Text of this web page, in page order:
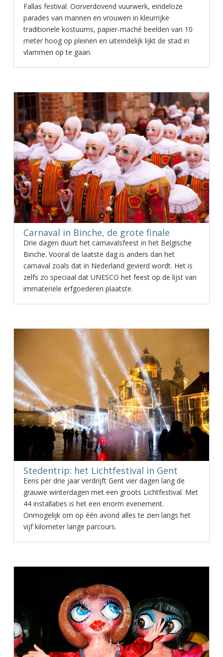
Fallas festival. Oorverdovend vuurwerk, eindeloze
parades van mannen en vrouwen in kleurrijke
traditionele kostuums, papier-maché beelden van 10
meter hoog op pleinen en uiteindelijk lijkt de stad in
vlammen op te gaan.
Carnaval in Binche, de grote finale
Drie dagen duurt het carnavalsfeest in het Belgische
Binche. Vooral de laatste dag is anders dan het
carnaval zoals dat in Nederland gevierd wordt. Het is
zelfs zo speciaal dat UNESCO het feest op de lijst van
immateriële erfgoederen plaatste.
Stedentrip: het Lichtfestival in Gent
Eens per drie jaar verdrijft Gent vier dagen lang de
grauwe winterdagen met een groots Lichtfestival. Met
44 installaties is het een enorm evenement.
Onmogelijk om op één avond alles te zien langs het
vijf kilometer lange parcours.